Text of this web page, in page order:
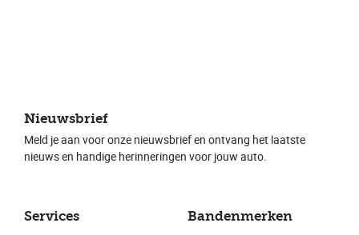
Services Bandenmerken
Nieuwsbrief
Meld je aan voor onze nieuwsbrief en ontvang het laatste
nieuws en handige herinneringen voor jouw auto.